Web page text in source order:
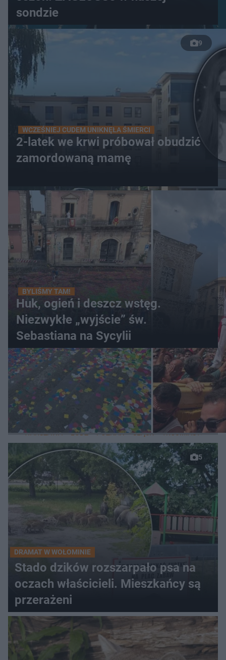
sondzie
9
WCZEŚNIEJ CUDEM UNIKNĘŁA ŚMIERCI
2-latek we krwi próbował obudzić
zamordowaną mamę
BYLIŚMY TAM!
Huk, ogień i deszcz wstęg.
Niezwykłe „wyjście” św.
Sebastiana na Sycylii
WIĘCEJ
LOKALNE
WARSZAWA ŁÓDŹ POZNAŃ ŚLĄSK TRÓJMIASTO
5
DRAMAT W WOŁOMINIE
Stado dzików rozszarpało psa na
oczach właścicieli. Mieszkańcy są
przerażeni